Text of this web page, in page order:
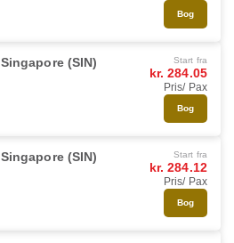
Bog
Singapore (SIN) Start fra
kr. 284.05
Pris/ Pax
Bog
Singapore (SIN) Start fra
kr. 284.12
Pris/ Pax
Bog